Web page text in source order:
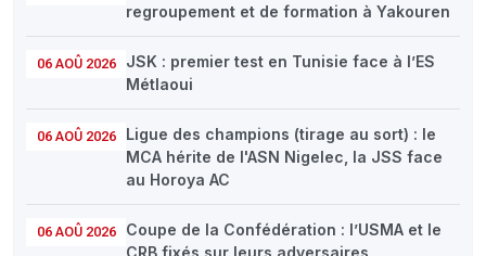
regroupement et de formation à Yakouren
06 AOÛ 2026
JSK : premier test en Tunisie face à l’ES
Métlaoui
06 AOÛ 2026
Ligue des champions (tirage au sort) : le
MCA hérite de l'ASN Nigelec, la JSS face
au Horoya AC
06 AOÛ 2026
Coupe de la Confédération : l’USMA et le
CRB fixés sur leurs adversaires